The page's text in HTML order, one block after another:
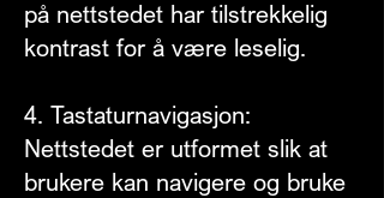
på nettstedet har tilstrekkelig
kontrast for å være leselig.
4. Tastaturnavigasjon:
Nettstedet er utformet slik at
brukere kan navigere og bruke